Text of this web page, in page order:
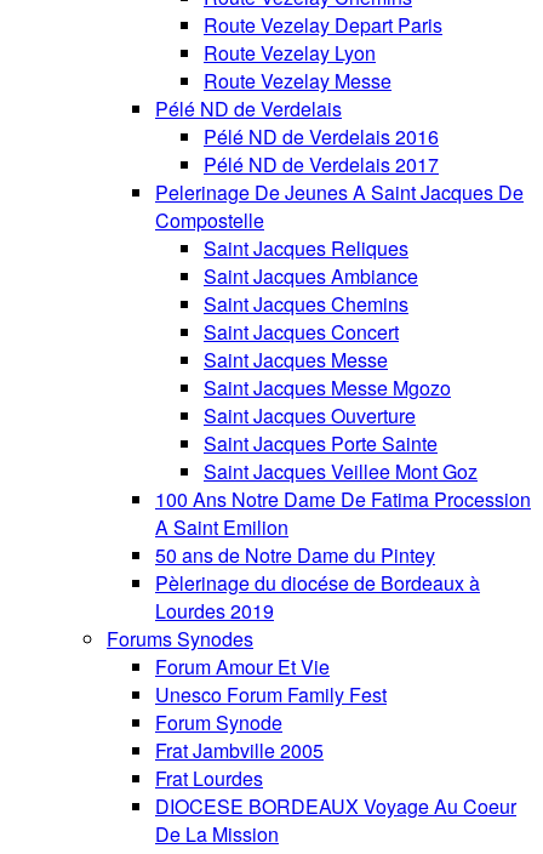
Route Vezelay Depart Paris
Route Vezelay Lyon
Route Vezelay Messe
Pélé ND de Verdelais
Pélé ND de Verdelais 2016
Pélé ND de Verdelais 2017
Pelerinage De Jeunes A Saint Jacques De
Compostelle
Saint Jacques Reliques
Saint Jacques Ambiance
Saint Jacques Chemins
Saint Jacques Concert
Saint Jacques Messe
Saint Jacques Messe Mgozo
Saint Jacques Ouverture
Saint Jacques Porte Sainte
Saint Jacques Veillee Mont Goz
100 Ans Notre Dame De Fatima Procession
A Saint Emilion
50 ans de Notre Dame du Pintey
Pèlerinage du diocése de Bordeaux à
Lourdes 2019
Forums Synodes
Forum Amour Et Vie
Unesco Forum Family Fest
Forum Synode
Frat Jambville 2005
Frat Lourdes
DIOCESE BORDEAUX Voyage Au Coeur
De La Mission